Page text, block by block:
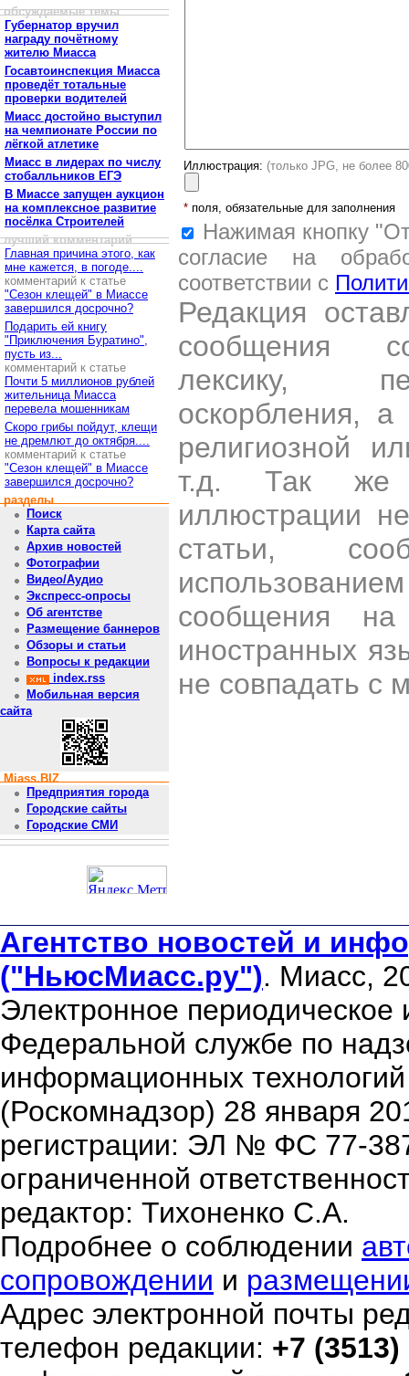
обсуждаемые темы
Губернатор вручил
награду почётному
жителю Миасса
Госавтоинспекция Миасса
проведёт тотальные
проверки водителей
Миасс достойно выступил
на чемпионате России по
лёгкой атлетике
Миасс в лидерах по числу
стобалльников ЕГЭ
В Миассе запущен аукцион
на комплексное развитие
посёлка Строителей
лучший комментарий
Главная причина этого, как
мне кажется, в погоде....
комментарий к статье
"Сезон клещей" в Миассе
завершился досрочно?
Подарить ей книгу
"Приключения Буратино",
пусть из...
комментарий к статье
Почти 5 миллионов рублей
жительница Миасса
перевела мошенникам
Скоро грибы пойдут, клещи
не дремлют до октября....
комментарий к статье
"Сезон клещей" в Миассе
завершился досрочно?
разделы
Поиск
Карта сайта
Архив новостей
Фотографии
Видео/Аудио
Экспресс-опросы
Об агентстве
Размещение баннеров
Обзоры и статьи
Вопросы к редакции
index.rss
Мобильная версия
сайта
Miass.BIZ
Предприятия города
Городские сайты
Городские СМИ
Иллюстрация: (только JPG, не более
* поля, обязательные для заполнения
Нажимая кнопку
согласие на
соответствии с
Редакция
сообщения
лексику,
оскорбления,
религиозной
т.д. Так же
иллюстрации
статьи,
сообщения
иностранных
не совпадать с
Агентство новостей и
("НьюсМиасс.ру"). Миасс,
Электронное периодическое
Федеральной службе по
информационных
(Роскомнадзор) 28 января
регистрации: ЭЛ № ФС 77-
ограниченной
редактор: Тихоненко С.А.
Подробнее о соблюдении
сопровождении и
Адрес электронной почты
телефон редакции: +7